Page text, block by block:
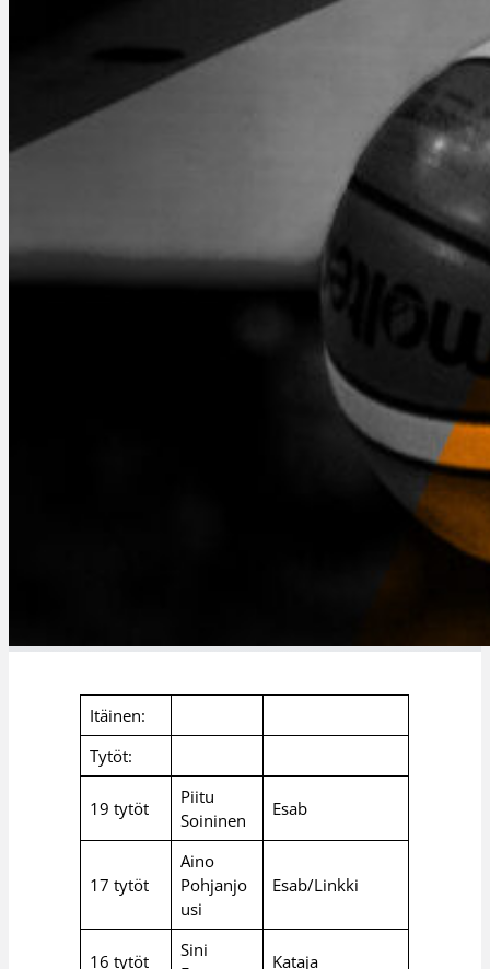
Itäinen:
Tytöt:
19 tytöt
Piitu
Soininen
Esab
17 tytöt
Aino
Pohjanjo
usi
Esab/Linkki
16 tytöt
Sini
Kataja